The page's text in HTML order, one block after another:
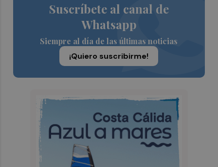
Suscríbete al canal de
Whatsapp
Siempre al día de las últimas noticias
¡Quiero suscribirme!